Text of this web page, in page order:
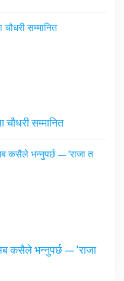
सम्मानित
कसैले भन्नुपर्छ — ‘राजा